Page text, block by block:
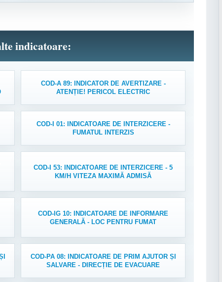
indicatoare:
COD-A 89: INDICATOR DE AVERTIZARE -
ATENȚIE! PERICOL ELECTRIC
COD-I 01: INDICATOARE DE INTERZICERE -
FUMATUL INTERZIS
COD-I 53: INDICATOARE DE INTERZICERE - 5
KM/H VITEZA MAXIMĂ ADMISĂ
COD-IG 10: INDICATOARE DE INFORMARE
GENERALĂ - LOC PENTRU FUMAT
COD-PA 08: INDICATOARE DE PRIM AJUTOR ȘI
SALVARE - DIRECȚIE DE EVACUARE